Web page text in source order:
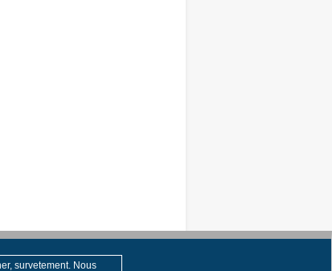
survetement. Nous